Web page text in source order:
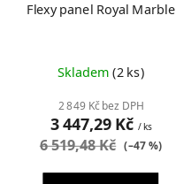
Flexy panel Royal Marble
Skladem(2 ks)
2 849 Kč bez DPH
3 447,29 Kč / ks
6 519,48 Kč (–47 %)